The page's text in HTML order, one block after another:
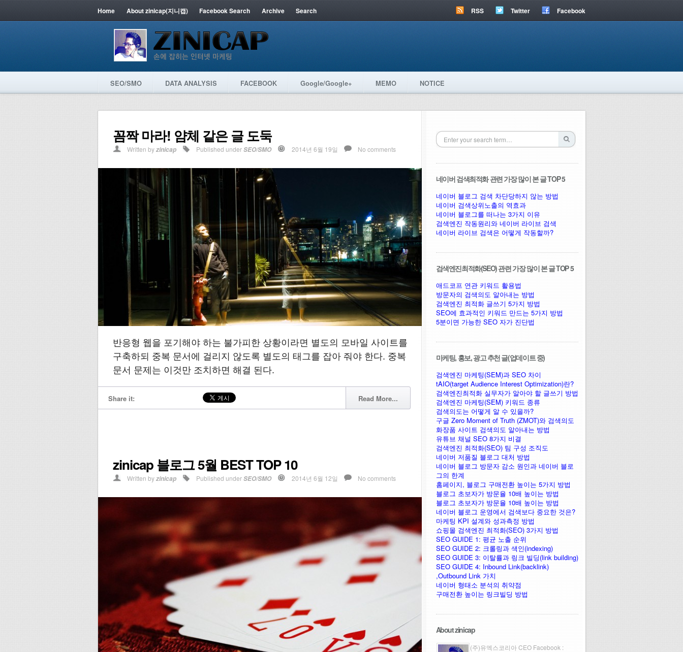
Home About zinicap(지니캡) Facebook Search Archive Search RSS Twitter Facebook
SEO/SMO DATA ANALYSIS FACEBOOK Google/Google+ MEMO NOTICE
꼼짝 마라! 얌체 같은 글 도둑
Written byzinicap Published underSEO/SMO 2014년 6월 19일 No comments
반응형 웹을 포기해야 하는 불가피한 상황이라면 별도의 모바일 사이트를
구축하되 중복 문서에 걸리지 않도록 별도의 태그를 잡아 줘야 한다. 중복
문서 문제는 이것만 조치하면 해결 된다.
Share it: Read More...
zinicap 블로그 5월 BEST TOP 10
Written byzinicap Published underSEO/SMO 2014년 6월 12일 No comments
네이버 검색최적화 관련 가장 많이 본 글 TOP 5
네이버 블로그 검색 차단당하지 않는 방법
네이버 검색상위노출의 역효과
네이버 블로그를 떠나는 3가지 이유
검색엔진 작동원리와 네이버 라이브 검색
네이버 라이브 검색은 어떻게 작동할까?
검색엔진최적화(SEO) 관련 가장 많이 본 글 TOP 5
애드코프 연관 키워드 활용법
방문자의 검색의도 알아내는 방법
검색엔진 최적화 글쓰기 5가지 방법
SEO에 효과적인 키워드 만드는 5가지 방법
5분이면 가능한 SEO 자가 진단법
마케팅, 홍보, 광고 추천 글(업데이트 중)
검색엔진 마케팅(SEM)과 SEO 차이
tAIO(target Audience Interest Optimization)란?
검색엔진최적화 실무자가 알아야 할 글쓰기 방법
검색엔진 마케팅(SEM) 키워드 종류
검색의도는 어떻게 알 수 있을까?
구글 Zero Moment of Truth (ZMOT)와 검색의도
화장품 사이트 검색의도 알아내는 방법
유튜브 채널 SEO 8가지 비결
검색엔진 최적화(SEO) 팀 구성 조직도
네이버 저품질 블로그 대처 방법
네이버 블로그 방문자 감소 원인과 네이버 블로
그의 한계
홈페이지, 블로그 구매전환 높이는 5가지 방법
블로그 초보자가 방문율 10배 높이는 방법
블로그 초보자가 방문율 10배 높이는 방법
네이버 블로그 운영에서 검색보다 중요한 것은?
마케팅 KPI 설계와 성과측정 방법
쇼핑몰 검색엔진 최적화(SEO) 3가지 방법
SEO GUIDE 1: 평균 노출 순위
SEO GUIDE 2: 크롤링과 색인(indexing)
SEO GUIDE 3: 이탈률과 링크 빌딩(link building)
SEO GUIDE 4: Inbound Link(backlink)
,Outbound Link 가치
네이버 형태소 분석의 취약점
구매전환 높이는 링크빌딩 방법
About zinicap
(주)유엑스코리아 CEO Facebook :